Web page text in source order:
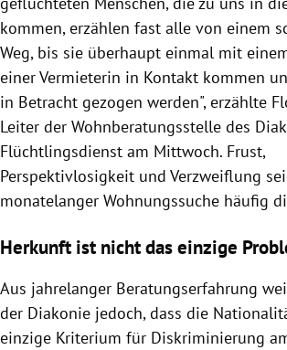
kommen, erzählen fast alle von einem
Weg, bis sie überhaupt einmal mit
einer Vermieterin in Kontakt kommen
in Betracht gezogen werden", erzählte
Leiter der Wohnberatungsstelle des
Flüchtlingsdienst am Mittwoch. Frust,
Perspektivlosigkeit und Verzweiflung
monatelanger Wohnungssuche häufig
Herkunft ist nicht das einzige
Aus jahrelanger Beratungserfahrung
der Diakonie jedoch, dass die
einzige Kriterium für Diskriminierung